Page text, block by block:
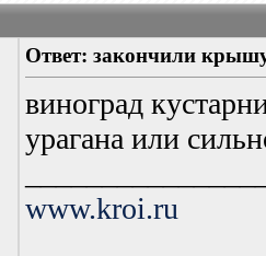
Ответ: закончили
виноград
урагана или
www.kroi.ru